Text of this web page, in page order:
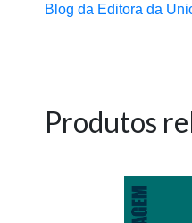
Blog da Editora da
Produtos